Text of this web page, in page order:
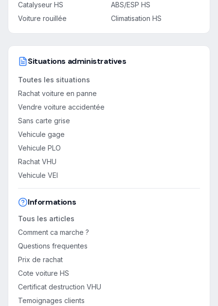
Catalyseur HS
ABS/ESP HS
Voiture rouillée
Climatisation HS
Situations administratives
Toutes les situations
Rachat voiture en panne
Vendre voiture accidentée
Sans carte grise
Vehicule gage
Vehicule PLO
Rachat VHU
Vehicule VEI
Informations
Tous les articles
Comment ca marche ?
Questions frequentes
Prix de rachat
Cote voiture HS
Certificat destruction VHU
Temoignages clients